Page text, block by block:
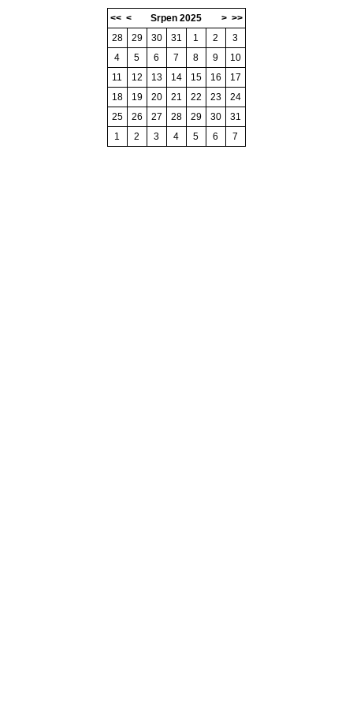
<< < > >>
Srpen 2025
28
29 30 31 1 2
3
4
5 6 7 8 9
10
11
12 13 14 15 16
17
18
19 20 21 22 23
24
25
26 27 28 29 30
31
1
2 3 4 5 6 7